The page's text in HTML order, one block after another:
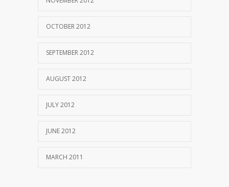
OCTOBER 2012
SEPTEMBER 2012
AUGUST 2012
JULY 2012
JUNE 2012
MARCH 2011